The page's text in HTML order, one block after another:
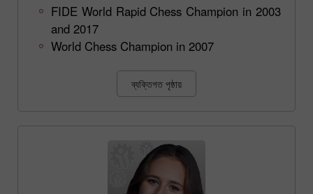
FIDE World Rapid Chess Champion in 2003
and 2017
World Chess Champion in 2007
ব্যক্তিগত পৃষ্ঠায়